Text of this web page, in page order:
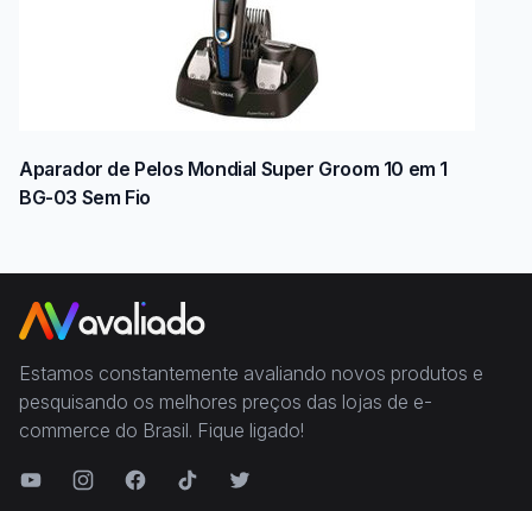
Aparador de Pelos Mondial Super Groom 10 em 1
BG-03 Sem Fio
Estamos constantemente avaliando novos produtos e
pesquisando os melhores preços das lojas de e-
commerce do Brasil. Fique ligado!